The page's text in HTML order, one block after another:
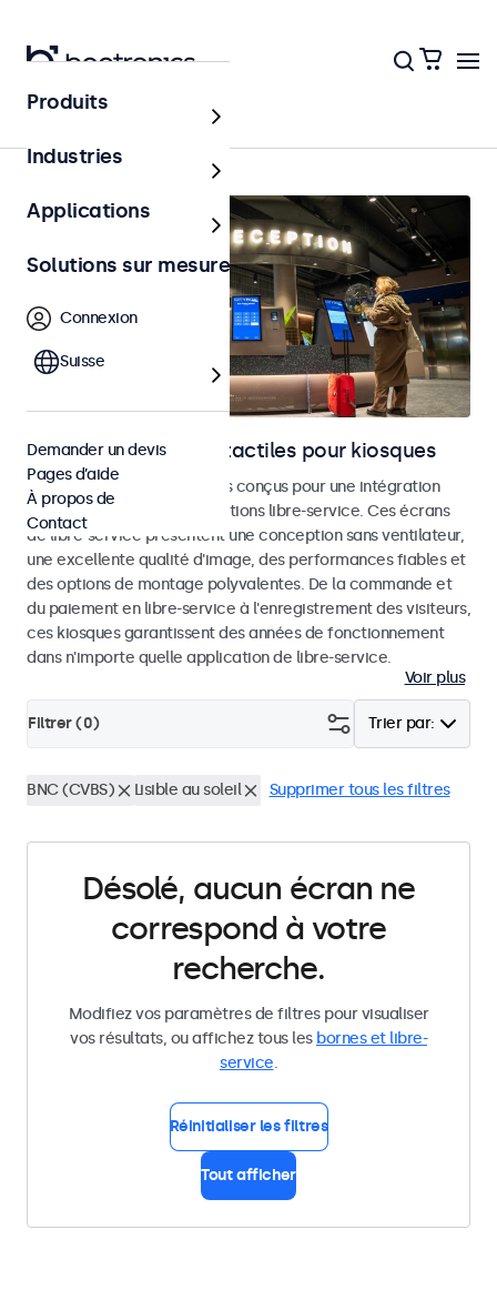
Accueil
Moniteurs et écrans tactiles pour kiosques
Moniteurs et écrans tactiles conçus pour une intégration
dans les kiosques et les solutions libre-service. Ces écrans
de libre-service présentent une conception sans ventilateur,
une excellente qualité d'image, des performances fiables et
des options de montage polyvalentes. De la commande et
du paiement en libre-service à l'enregistrement des visiteurs,
ces kiosques garantissent des années de fonctionnement
dans n'importe quelle application de libre-service.
Voir plus
Trier par:
Filtrer (0)
BNC (CVBS) Lisible au soleil Supprimer tous les filtres
Désolé, aucun écran ne
correspond à votre
recherche.
Modifiez vos paramètres de filtres pour visualiser
vos résultats, ou affichez tous les bornes et libre-
service.
Réinitialiser les filtres
Tout afficher
Produits
Industries
Applications
Solutions sur mesure
Connexion
Suisse
Demander un devis
Pages d’aide
À propos de
Contact